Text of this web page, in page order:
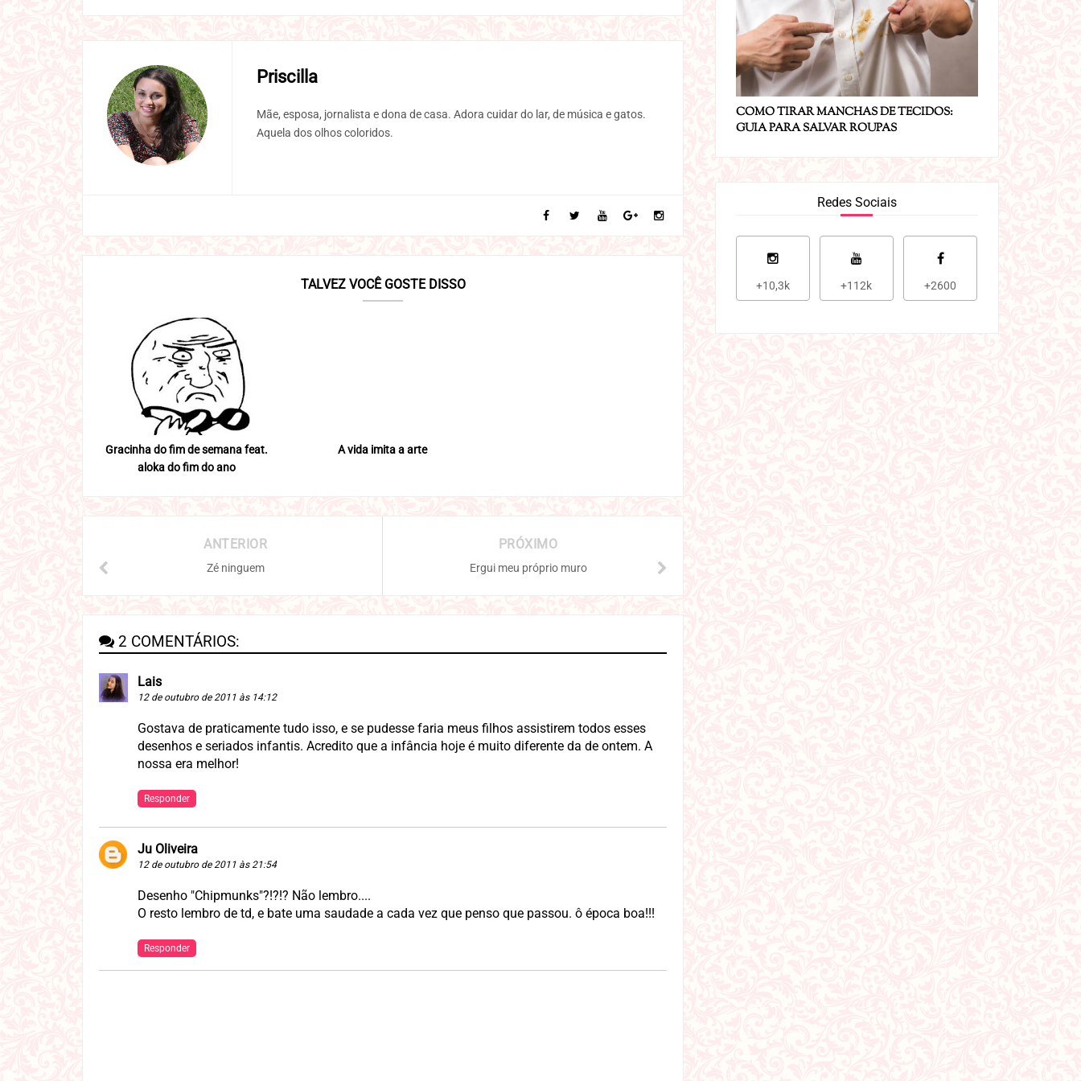
Priscilla
Mãe, esposa, jornalista e dona de casa. Adora cuidar do lar, de música e gatos.
Aquela dos olhos coloridos.
TALVEZ VOCÊ GOSTE DISSO
Gracinha do fim de semana feat.
aloka do fim do ano
A vida imita a arte
PRÓXIMO
Ergui meu próprio muro
ANTERIOR
Zé ninguem
2 COMENTÁRIOS:
Lais
12 de outubro de 2011 às 14:12
Gostava de praticamente tudo isso, e se pudesse faria meus filhos assistirem todos esses
desenhos e seriados infantis. Acredito que a infância hoje é muito diferente da de ontem. A
nossa era melhor!
Responder
Ju Oliveira
12 de outubro de 2011 às 21:54
Desenho "Chipmunks"?!?!? Não lembro....
O resto lembro de td, e bate uma saudade a cada vez que penso que passou. ô época boa!!!
Responder
COMO TIRAR MANCHAS DE TECIDOS:
GUIA PARA SALVAR ROUPAS
Redes Sociais
+10,3k +112k +2600